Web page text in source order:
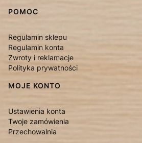
Linki w stopce
POMOC
Regulamin sklepu
Regulamin konta
Zwroty i reklamacje
Polityka prywatności
MOJE KONTO
Ustawienia konta
Twoje zamówienia
Przechowalnia